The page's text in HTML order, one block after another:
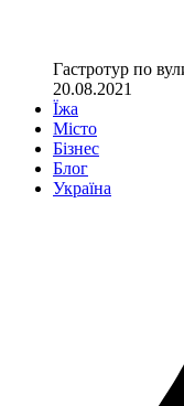
Гастротур по
20.08.2021
Їжа
Місто
Бізнес
Блог
Україна